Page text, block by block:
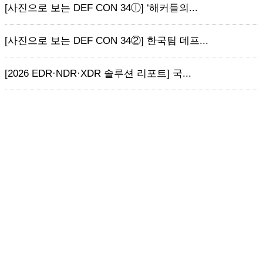
[사진으로 보는 DEF CON 34ⓛ] ‘해커들의...
[사진으로 보는 DEF CON 34②] 한국팀 데프...
[2026 EDR·NDR·XDR 솔루션 리포트] 국...